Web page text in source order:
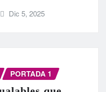
Dic 5, 2025
PORTADA 1